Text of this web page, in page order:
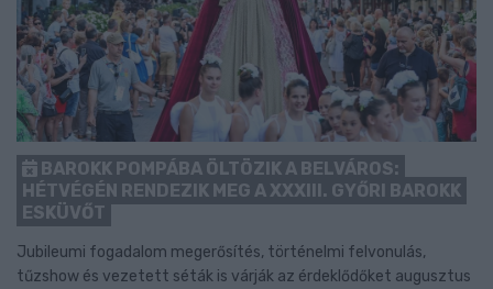
BAROKK POMPÁBA ÖLTÖZIK A BELVÁROS:
HÉTVÉGÉN RENDEZIK MEG A XXXIII. GYŐRI BAROKK
ESKÜVŐT
Jubileumi fogadalom megerősítés, történelmi felvonulás,
tűzshow és vezetett séták is várják az érdeklődőket augusztus